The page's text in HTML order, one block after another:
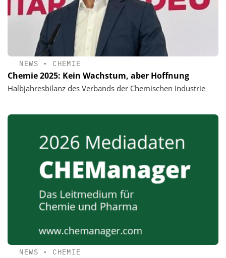
NEWS • CHEMIE
Chemie 2025: Kein Wachstum, aber Hoffnung
Halbjahresbilanz des Verbands der Chemischen Industrie
NEWS • CHEMIE